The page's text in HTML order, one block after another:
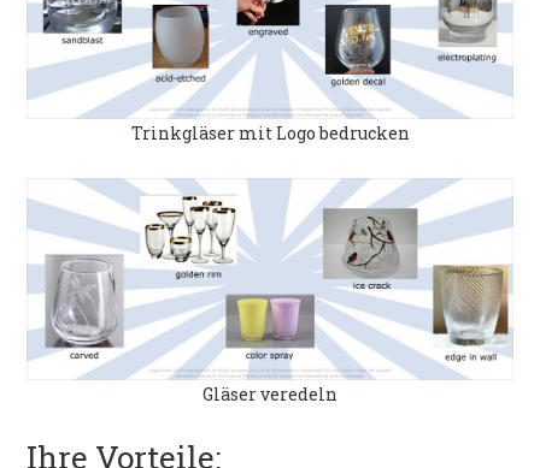
Trinkgläser mit Logo bedrucken
Gläser veredeln
Ihre Vorteile: